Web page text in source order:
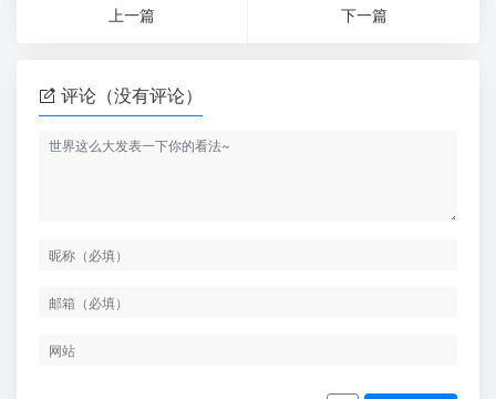
上一篇
下一篇
评论（没有评论）